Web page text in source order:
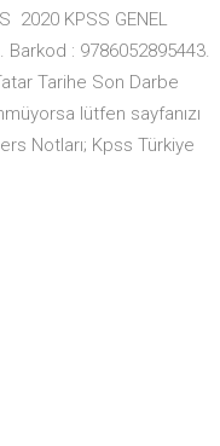
2020 KPSS GENEL
Barkod : 9786052895443.
Tarihe Son Darbe
lütfen sayfanızı
Notları; Kpss Türkiye